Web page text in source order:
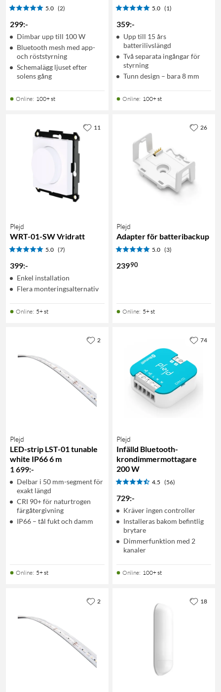
5.0 (2)
299:-
Dimbar upp till 100 W
Bluetooth mesh med app-
och röststyrning
Schemalägg ljuset efter
solens gång
Online: 100+ st
5.0 (1)
359:-
Upp till 15 års
batterilivslängd
Två separata ingångar för
styrning
Tunn design – bara 8 mm
Online: 100+ st
Plejd
WRT-01-SW Vridratt
5.0 (7)
399:-
Enkel installation
Flera monteringsalternativ
Online: 5+ st
11
Plejd
Adapter för batteribackup
5.0 (3)
23990
Online: 5+ st
26
Plejd
LED-strip LST-01 tunable
white IP66 6 m
1 699:-
Delbar i 50 mm-segment för
exakt längd
CRI 90+ för naturtrogen
färgåtergivning
IP66 – tål fukt och damm
Online: 5+ st
2
Plejd
Infälld Bluetooth-
krondimmermottagare
200 W
4.5 (56)
729:-
Kräver ingen controller
Installeras bakom befintlig
brytare
Dimmerfunktion med 2
kanaler
Online: 100+ st
74
2 18